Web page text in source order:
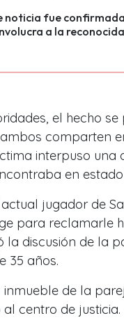
noticia fue
a la
el hecho
comparten
interpuso una
en
jugador de
para reclamarle
la discusión de la
35 años.
de la
centro de